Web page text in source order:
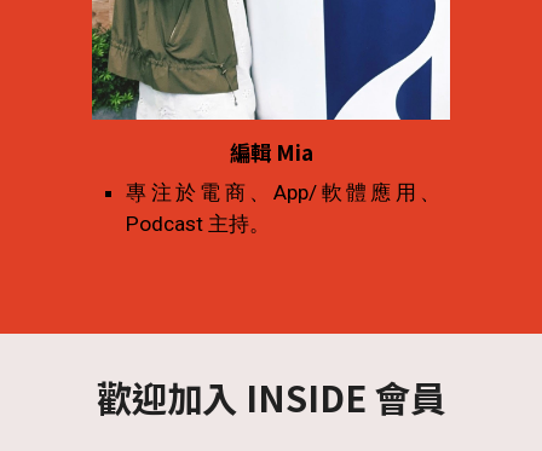
編輯 Mia
專 注於電商、App/軟體應用、
Podcast 主持。
歡迎加入 INSIDE 會員